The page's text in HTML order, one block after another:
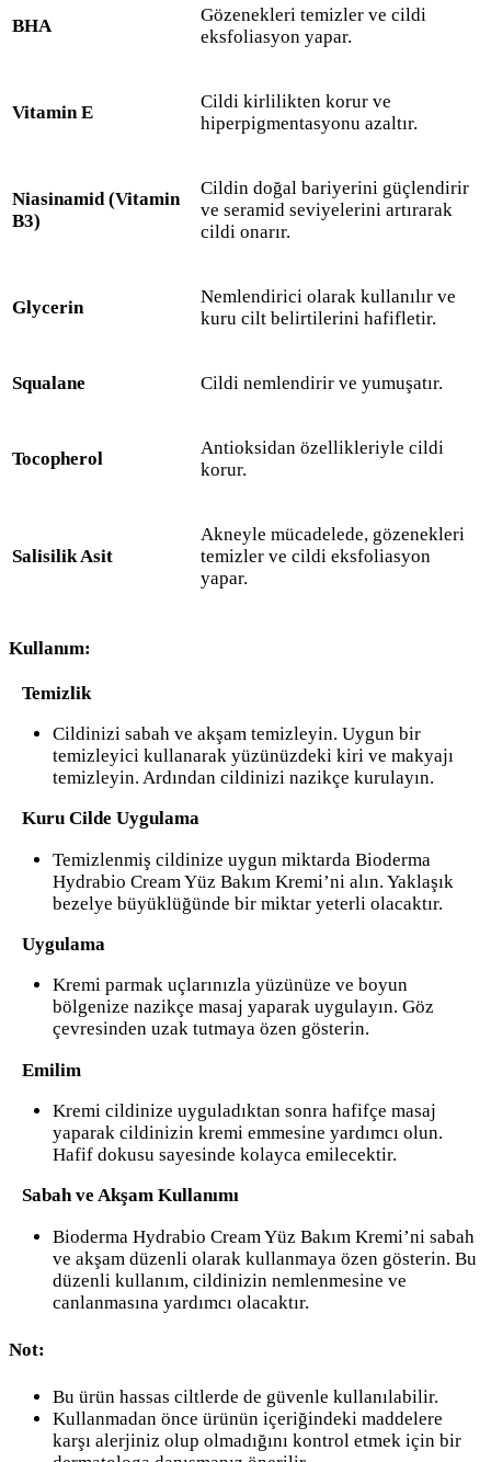
BHA
Gözenekleri temizler ve cildi
eksfoliasyon yapar.
Vitamin E
Cildi kirlilikten korur ve
hiperpigmentasyonu azaltır.
Niasinamid (Vitamin
B3)
Cildin doğal bariyerini güçlendirir
ve seramid seviyelerini artırarak
cildi onarır.
Glycerin
Nemlendirici olarak kullanılır ve
kuru cilt belirtilerini hafifletir.
Squalane Cildi nemlendirir ve yumuşatır.
Tocopherol
Antioksidan özellikleriyle cildi
korur.
Salisilik Asit
Akneyle mücadelede, gözenekleri
temizler ve cildi eksfoliasyon
yapar.
Kullanım:
Temizlik
Cildinizi sabah ve akşam temizleyin. Uygun bir
temizleyici kullanarak yüzünüzdeki kiri ve makyajı
temizleyin. Ardından cildinizi nazikçe kurulayın.
Kuru Cilde Uygulama
Temizlenmiş cildinize uygun miktarda Bioderma
Hydrabio Cream Yüz Bakım Kremi’ni alın. Yaklaşık
bezelye büyüklüğünde bir miktar yeterli olacaktır.
Uygulama
Kremi parmak uçlarınızla yüzünüze ve boyun
bölgenize nazikçe masaj yaparak uygulayın. Göz
çevresinden uzak tutmaya özen gösterin.
Emilim
Kremi cildinize uyguladıktan sonra hafifçe masaj
yaparak cildinizin kremi emmesine yardımcı olun.
Hafif dokusu sayesinde kolayca emilecektir.
Sabah ve Akşam Kullanımı
Bioderma Hydrabio Cream Yüz Bakım Kremi’ni sabah
ve akşam düzenli olarak kullanmaya özen gösterin. Bu
düzenli kullanım, cildinizin nemlenmesine ve
canlanmasına yardımcı olacaktır.
Not:
Bu ürün hassas ciltlerde de güvenle kullanılabilir.
Kullanmadan önce ürünün içeriğindeki maddelere
karşı alerjiniz olup olmadığını kontrol etmek için bir